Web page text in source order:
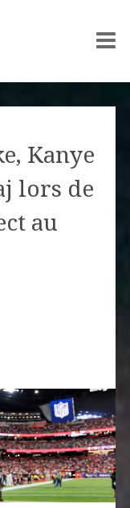
Kanye
lors de
au